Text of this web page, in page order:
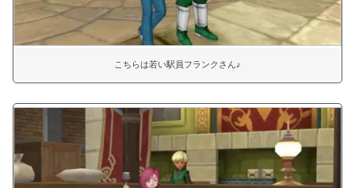
こちらは若い駅員フランクさん♪